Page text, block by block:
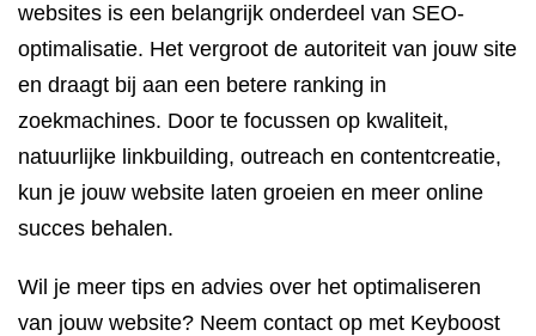
websites is een belangrijk onderdeel van SEO-
optimalisatie. Het vergroot de autoriteit van jouw site
en draagt bij aan een betere ranking in
zoekmachines. Door te focussen op kwaliteit,
natuurlijke linkbuilding, outreach en contentcreatie,
kun je jouw website laten groeien en meer online
succes behalen.
Wil je meer tips en advies over het optimaliseren
van jouw website? Neem contact op met Keyboost